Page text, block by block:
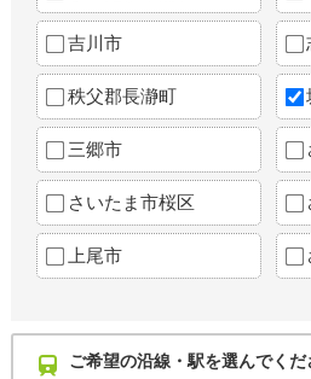
吉川市
秩父郡長瀞町
三郷市
さいたま市桜区
上尾市
ご希望の沿線・駅を選んでくだ